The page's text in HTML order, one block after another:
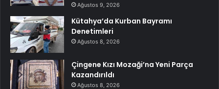
Ağustos 9, 2026
Kütahya’da Kurban Bayramı
Denetimleri
Ağustos 8, 2026
Çingene Kızı Mozaği’na Yeni Parça
Kazandırıldı
Ağustos 8, 2026